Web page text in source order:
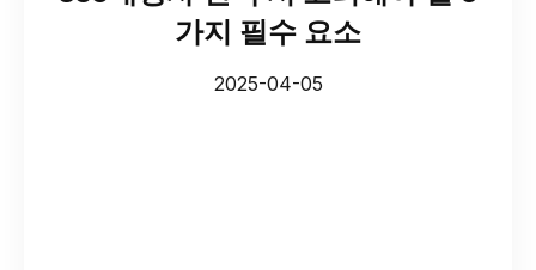
가지 필수 요소
2025-04-05